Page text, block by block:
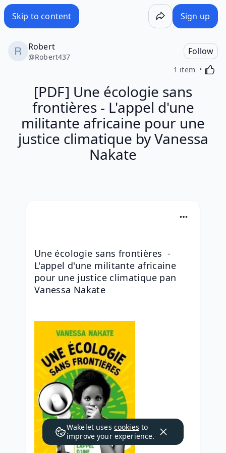
Skip to content Sign up
Robert
@Robert437
Follow
1 item
[PDF] Une écologie sans
frontières - L'appel d'une
militante africaine pour une
justice climatique by Vanessa
Nakate
Une écologie sans frontières  -
L'appel d'une militante africaine
pour une justice climatique pan
Vanessa Nakate
Wakelet uses cookies to
improve your experience.